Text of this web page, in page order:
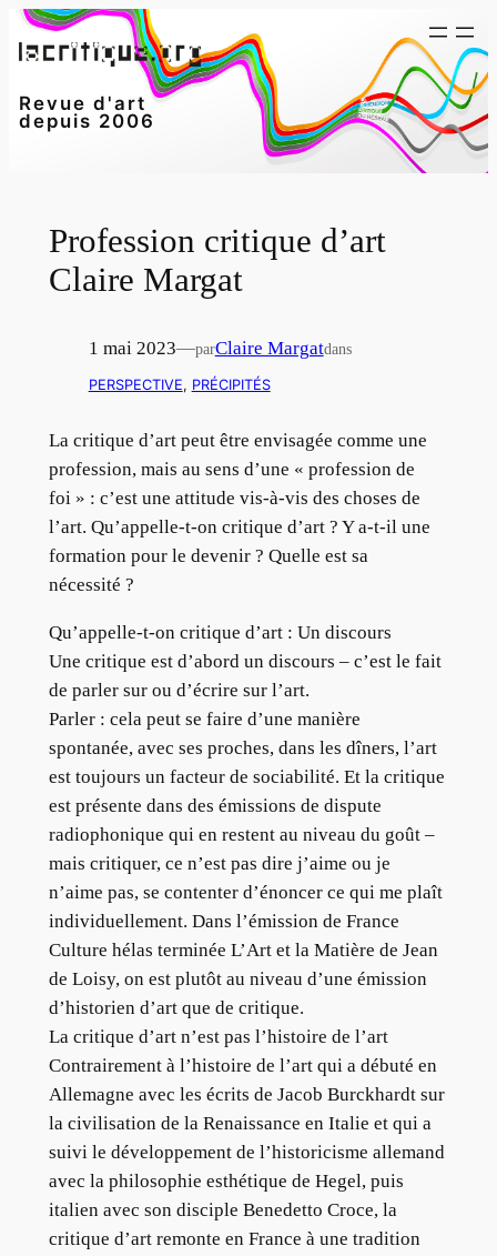
Aller
au
Revue d'art
depuis 2006
Profession critique d’art
Claire Margat
1 mai 2023—parClaire Margatdans
PERSPECTIVE, PRÉCIPITÉS
La critique d’art peut être envisagée comme une
profession, mais au sens d’une « profession de
foi » : c’est une attitude vis-à-vis des choses de
l’art. Qu’appelle-t-on critique d’art ? Y a-t-il une
formation pour le devenir ? Quelle est sa
nécessité ?
Qu’appelle-t-on critique d’art : Un discours
Une critique est d’abord un discours – c’est le fait
de parler sur ou d’écrire sur l’art.
Parler : cela peut se faire d’une manière
spontanée, avec ses proches, dans les dîners, l’art
est toujours un facteur de sociabilité. Et la critique
est présente dans des émissions de dispute
radiophonique qui en restent au niveau du goût –
mais critiquer, ce n’est pas dire j’aime ou je
n’aime pas, se contenter d’énoncer ce qui me plaît
individuellement. Dans l’émission de France
Culture hélas terminée L’Art et la Matière de Jean
de Loisy, on est plutôt au niveau d’une émission
d’historien d’art que de critique.
La critique d’art n’est pas l’histoire de l’art
Contrairement à l’histoire de l’art qui a débuté en
Allemagne avec les écrits de Jacob Burckhardt sur
la civilisation de la Renaissance en Italie et qui a
suivi le développement de l’historicisme allemand
avec la philosophie esthétique de Hegel, puis
italien avec son disciple Benedetto Croce, la
critique d’art remonte en France à une tradition